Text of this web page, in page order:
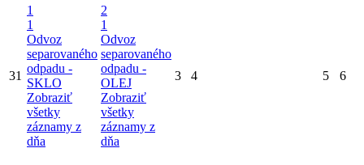
31
1
1
Odvoz
separovaného
odpadu -
SKLO
Zobraziť
všetky
záznamy z
dňa
2
1
Odvoz
separovaného
odpadu -
OLEJ
Zobraziť
všetky
záznamy z
dňa
3 4 5 6